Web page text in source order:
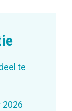
te
2026